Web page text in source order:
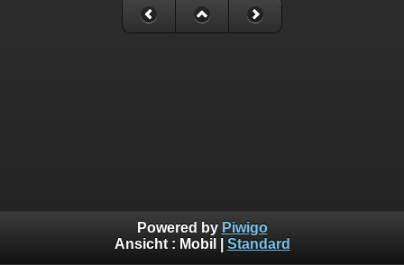
Powered by Piwigo
Ansicht : Mobil Standard